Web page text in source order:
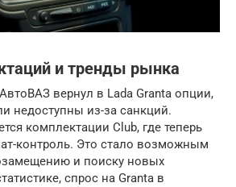
и тренды рынка
вернул в Lada Granta опции,
недоступны из-за санкций.
комплектации Club, где теперь
контроль. Это стало возможным
и поиску новых
спрос на Granta в